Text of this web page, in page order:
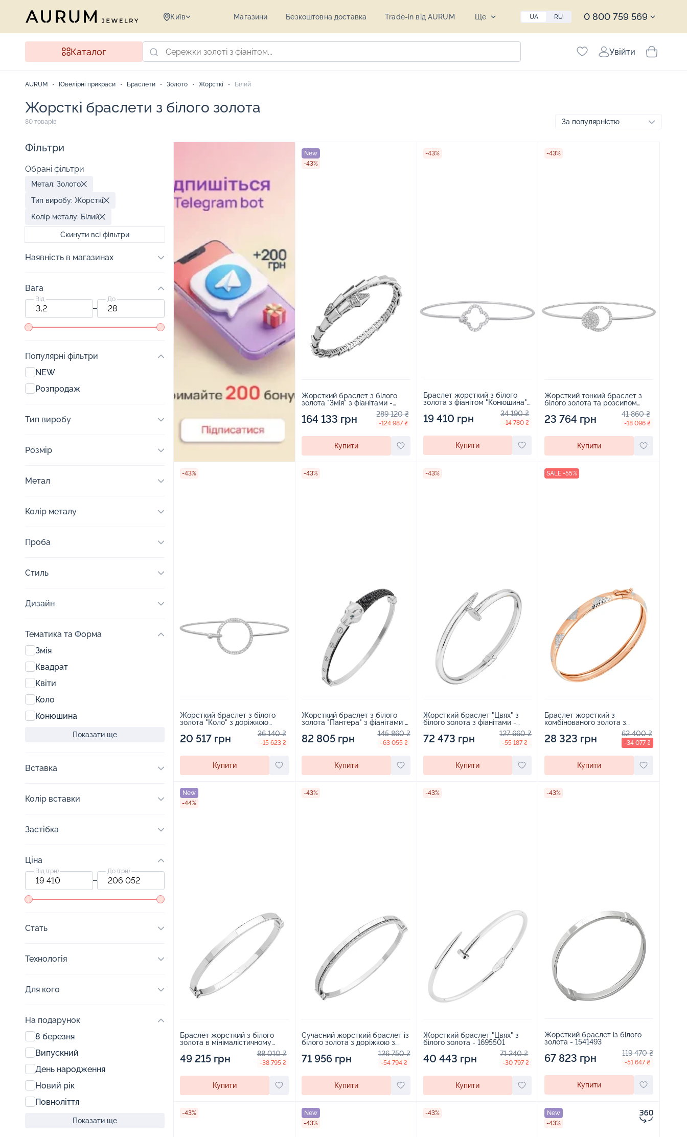
Київ Магазини Безкоштовна доставка Trade-in від AURUM Ще UA RU 0 800 759 569
Каталог Увійти
AURUM Ювелірні прикраси Браслети Золото Жорсткі Білий
Жорсткі браслети з білого золота
80 товарів
Фільтри
Обрані фільтри
Метал: Золото
Тип виробу: Жорсткі
Колір металу: Білий
Скинути всі фільтри
Наявність в магазинах
Вага
Від До
Популярні фільтри
NEW
Розпродаж
Тип виробу
Розмір
Метал
Колір металу
Проба
Стиль
Дизайн
Тематика та Форма
Змія
Квадрат
Квіти
Коло
Конюшина
Показати ще
Вставка
Колір вставки
Застібка
Ціна
Від (грн) До (грн)
Стать
Технологія
Для кого
На подарунок
8 березня
Випускний
День народження
Новий рік
Повноліття
Показати ще
New
-43%
Жорсткий браслет з білого
золота "Змія" з фіанітами -
164 133 грн 289 120 ₴
-124 987 ₴
Купити
-43%
Браслет жорсткий з білого
золота з фіанітом "Конюшина"
19 410 грн 34 190 ₴
-14 780 ₴
Купити
-43%
Жорсткий тонкий браслет з
білого золота та розсипом
23 764 грн 41 860 ₴
-18 096 ₴
Купити
-43%
Жорсткий браслет з білого
золота "Коло" з доріжкою
20 517 грн 36 140 ₴
-15 623 ₴
Купити
-43%
Жорсткий браслет з білого
золота "Пантера" з фіанітами -
82 805 грн 145 860 ₴
-63 055 ₴
Купити
-43%
Жорсткий браслет "Цвях" з
білого золота з фіанітами -
72 473 грн 127 660 ₴
-55 187 ₴
Купити
SALE -55%
Браслет жорсткий з
комбінованого золота з
алмазной гранню - 965728
28 323 грн 62 400 ₴
-34 077 ₴
Купити
New
-44%
Браслет жорсткий з білого
золота в мінімалістичному
49 215 грн 88 010 ₴
-38 795 ₴
Купити
-43%
Сучасний жорсткий браслет із
білого золота з доріжкою з
71 956 грн 126 750 ₴
-54 794 ₴
Купити
-43%
Жорсткий браслет "Цвях" з
білого золота - 1695501
40 443 грн 71 240 ₴
-30 797 ₴
Купити
-43%
Жорсткий браслет із білого
золота - 1541493
67 823 грн 119 470 ₴
-51 647 ₴
Купити
-43%
New
-43%
-43%
New
-43%